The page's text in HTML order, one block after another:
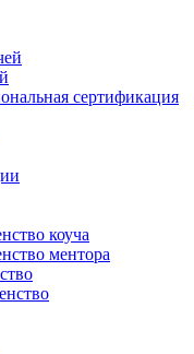
сертификация
коуча
ментора